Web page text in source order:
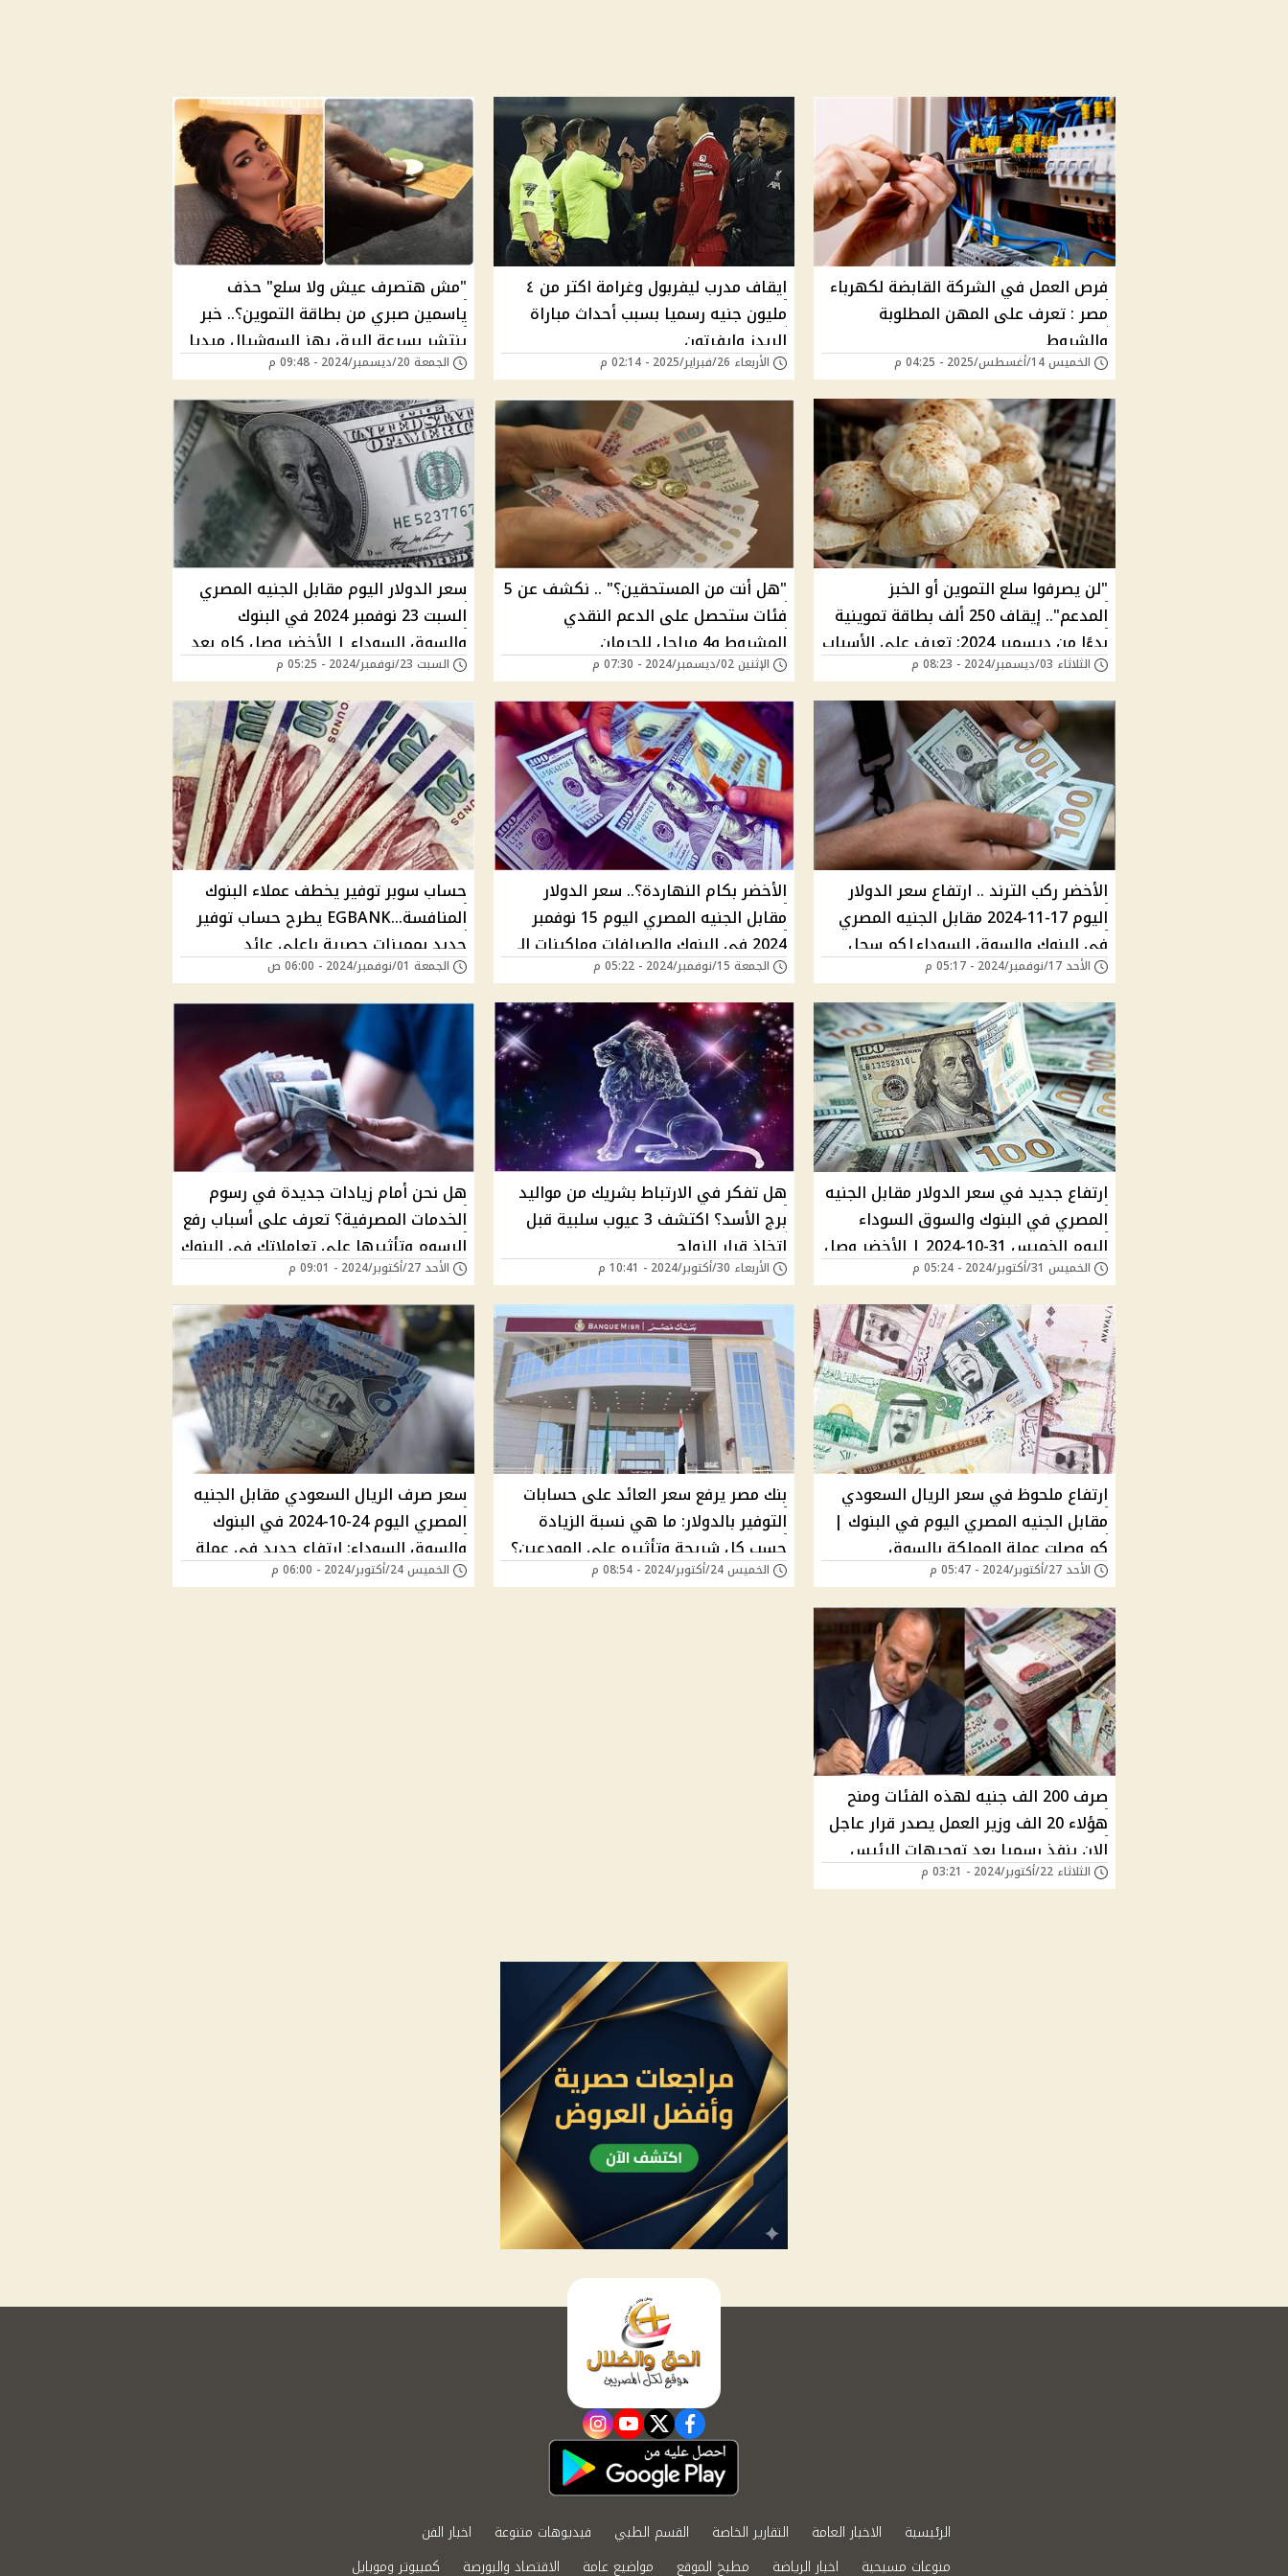
فرص العمل في الشركة القابضة لكهرباء
مصر : تعرف على المهن المطلوبة
والشروط
الخميس 14/أغسطس/2025 - 04:25 م
ايقاف مدرب ليفربول وغرامة اكتر من ٤
مليون جنيه رسميا بسبب أحداث مباراة
الريدز وايفرتون
الأربعاء 26/فبراير/2025 - 02:14 م
"مش هتصرف عيش ولا سلع" حذف
ياسمين صبري من بطاقة التموين؟.. خبر
ينتشر بسرعة البرق يهز السوشيال ميديا
ويكشف مفاجآت غريبة (صور)
الجمعة 20/ديسمبر/2024 - 09:48 م
"لن يصرفوا سلع التموين أو الخبز
المدعم".. إيقاف 250 ألف بطاقة تموينية
بدءًا من ديسمبر 2024: تعرف على الأسباب
والشروط الجديدة للاستبعاد
الثلاثاء 03/ديسمبر/2024 - 08:23 م
"هل أنت من المستحقين؟" .. نكشف عن 5
فئات ستحصل على الدعم النقدي
المشروط و4 مراحل للحرمان
الإثنين 02/ديسمبر/2024 - 07:30 م
سعر الدولار اليوم مقابل الجنيه المصري
السبت 23 نوفمبر 2024 في البنوك
والسوق السوداء | الأخضر وصل كام بعد
الزيادة الأخيرة؟
السبت 23/نوفمبر/2024 - 05:25 م
الأخضر ركب الترند .. ارتفاع سعر الدولار
اليوم 17-11-2024 مقابل الجنيه المصري
في البنوك والسوق السوداء|كم سجل
في بنكي مصر والأهلي بنهاية
التعاملات؟
الأحد 17/نوفمبر/2024 - 05:17 م
الأخضر بكام النهاردة؟.. سعر الدولار
مقابل الجنيه المصري اليوم 15 نوفمبر
2024 في البنوك والصرافات وماكينات الـ
ATM والسوق السوداء
الجمعة 15/نوفمبر/2024 - 05:22 م
حساب سوبر توفير يخطف عملاء البنوك
المنافسة...EGBANK يطرح حساب توفير
جديد بمميزات حصرية باعلى عائد
الجمعة 01/نوفمبر/2024 - 06:00 ص
ارتفاع جديد في سعر الدولار مقابل الجنيه
المصري في البنوك والسوق السوداء
اليوم الخميس 31-10-2024 | الأخضر وصل
كام النهاردة؟
الخميس 31/أكتوبر/2024 - 05:24 م
هل تفكر في الارتباط بشريك من مواليد
برج الأسد؟ اكتشف 3 عيوب سلبية قبل
اتخاذ قرار الزواج
الأربعاء 30/أكتوبر/2024 - 10:41 م
هل نحن أمام زيادات جديدة في رسوم
الخدمات المصرفية؟ تعرف على أسباب رفع
الرسوم وتأثيرها على تعاملاتك في البنوك
المصرية
الأحد 27/أكتوبر/2024 - 09:01 م
ارتفاع ملحوظ في سعر الريال السعودي
مقابل الجنيه المصري اليوم في البنوك |
كم وصلت عملة المملكة بالسوق
السوداء؟
الأحد 27/أكتوبر/2024 - 05:47 م
بنك مصر يرفع سعر العائد على حسابات
التوفير بالدولار: ما هي نسبة الزيادة
حسب كل شريحة وتأثيره على المودعين؟
الخميس 24/أكتوبر/2024 - 08:54 م
سعر صرف الريال السعودي مقابل الجنيه
المصري اليوم 24-10-2024 في البنوك
والسوق السوداء: ارتفاع جديد في عملة
المملكة|وصل كام؟
الخميس 24/أكتوبر/2024 - 06:00 م
صرف 200 الف جنيه لهذه الفئات ومنح
هؤلاء 20 الف وزير العمل يصدر قرار عاجل
الان ينفذ رسميا بعد توجيهات الرئيس
السيسي
الثلاثاء 22/أكتوبر/2024 - 03:21 م
facebook
twitter
youtube
instagram
الرئيسية الاخبار العامة التقارير الخاصة القسم الطبي فيديوهات متنوعة
اخبار الفن
منوعات مسيحية
اخبار الرياضة مطبخ الموقع مواضيع عامة الاقتصاد والبورصة كمبيوتر وموبايل